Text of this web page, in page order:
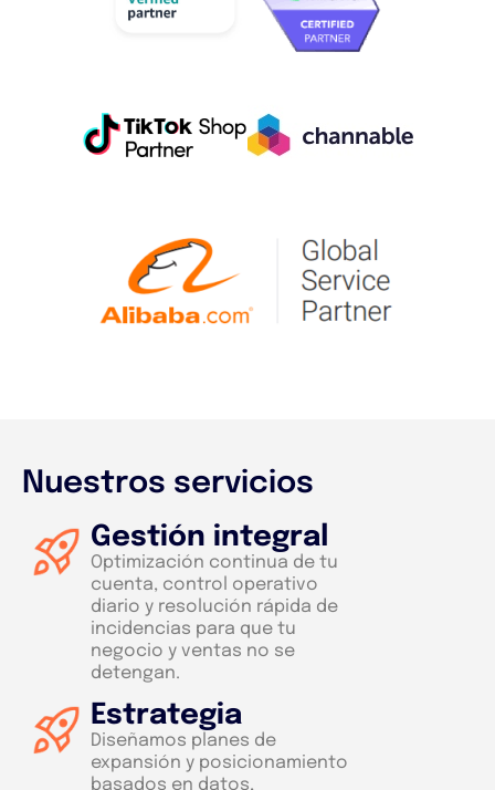
Nuestros servicios
Gestión integral
Optimización continua de tu
cuenta, control operativo
diario y resolución rápida de
incidencias para que tu
negocio y ventas no se
detengan.
Estrategia
Diseñamos planes de
expansión y posicionamiento
basados en datos,